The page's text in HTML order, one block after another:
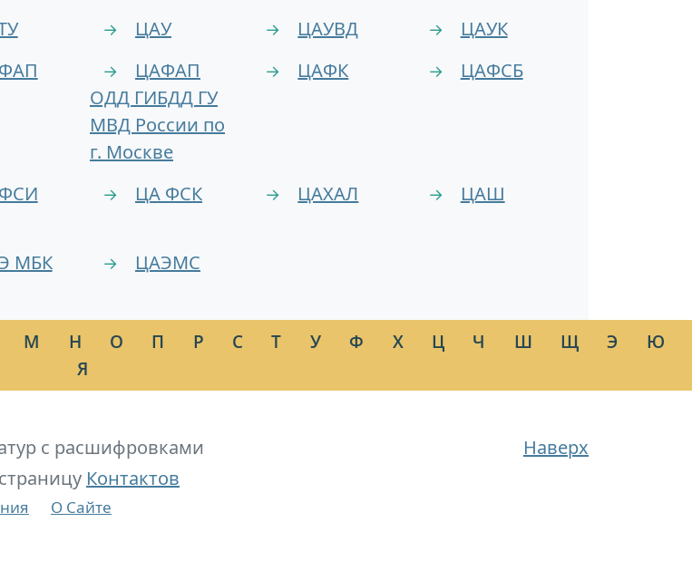
→ ЦАУ → ЦАУВД → ЦАУК
→
ЦАФАП
ОДД ГИБДД ГУ
МВД России по
г. Москве
→ ЦАФК → ЦАФСБ
→ ЦА ФСК → ЦАХАЛ → ЦАШ
МБК → ЦАЭМС
М Н О П Р С Т У Ф Х Ц Ч Ш Щ Э
Ю
Я
Наверх
с расшифровками
Контактов
О Сайте